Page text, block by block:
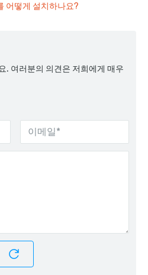
어떻게 설치하나요?
. 여러분의 의견은 저희에게 매우